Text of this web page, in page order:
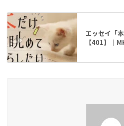
エッセイ「
【401】｜